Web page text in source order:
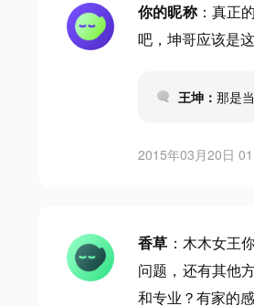
你的昵称：真正
吧，坤哥应该是
王坤：那是
2015年03月20日
香草 ：木木女王
问题，还有其他
和专业？有家的